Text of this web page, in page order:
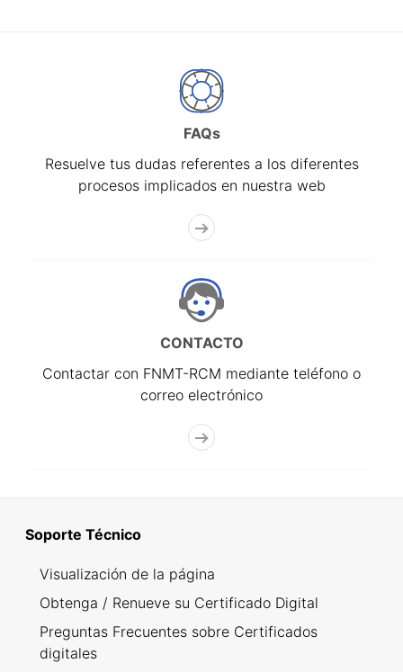
FAQs
Resuelve tus dudas referentes a los diferentes
procesos implicados en nuestra web
CONTACTO
Contactar con FNMT-RCM mediante teléfono o
correo electrónico
Soporte Técnico
Visualización de la página
Obtenga / Renueve su Certificado Digital
Preguntas Frecuentes sobre Certificados
digitales